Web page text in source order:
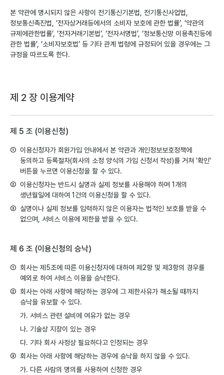
본 약관에 명시되지 않은 사항이 전기통신기본법, 전기통신사업법,
정보통신촉진법, ‘전자상거래등에서의 소비자 보호에 관한 법률’, ‘약관의
규제에관한법률’, ‘전자거래기본법’, ‘전자서명법’, ‘정보통신망 이용촉진등에
관한 법률’, ‘소비자보호법’ 등 기타 관계 법령에 규정되어 있을 경우에는 그
규정을 따르도록 한다.
제 2 장 이용계약
제 5 조 (이용신청)
① 이용신청자가 회원가입 안내에서 본 약관과 개인정보보호정책에
동의하고 등록절차(회사의 소정 양식의 가입 신청서 작성)를 거쳐 '확인'
버튼을 누르면 이용신청을 할 수 있다.
② 이용신청자는 반드시 실명과 실제 정보를 사용해야 하며 1개의
생년월일에 대하여 1건의 이용신청을 할 수 있다.
③ 실명이나 실제 정보를 입력하지 않은 이용자는 법적인 보호를 받을 수
없으며, 서비스 이용에 제한을 받을 수 있다.
제 6 조 (이용신청의 승낙)
① 회사는 제5조에 따른 이용신청자에 대하여 제2항 및 제3항의 경우를
예외로 하여 서비스 이용을 승낙한다.
② 회사는 아래 사항에 해당하는 경우에 그 제한사유가 해소될 때까지
승낙을 유보할 수 있다.
가. 서비스 관련 설비에 여유가 없는 경우
나. 기술상 지장이 있는 경우
다. 기타 회사 사정상 필요하다고 인정되는 경우
③ 회사는 아래 사항에 해당하는 경우에 승낙을 하지 않을 수 있다.
가. 다른 사람의 명의를 사용하여 신청한 경우